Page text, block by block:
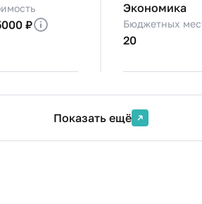
₽
Экономика
Бюджетных
20
Показать ещё